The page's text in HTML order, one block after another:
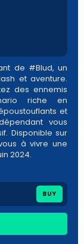
de #Blud, un
et aventure.
des ennemis
riche en
et
vous
Disponible sur
à vivre une
2024.
BUY